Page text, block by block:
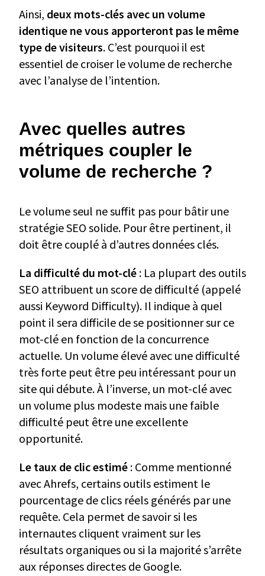
Ainsi, deux mots-clés avec un volume
identique ne vous apporteront pas le même
type de visiteurs. C’est pourquoi il est
essentiel de croiser le volume de recherche
avec l’analyse de l’intention.
Avec quelles autres
métriques coupler le
volume de recherche ?
Le volume seul ne suffit pas pour bâtir une
stratégie SEO solide. Pour être pertinent, il
doit être couplé à d’autres données clés.
La difficulté du mot-clé : La plupart des outils
SEO attribuent un score de difficulté (appelé
aussi Keyword Difficulty). Il indique à quel
point il sera difficile de se positionner sur ce
mot-clé en fonction de la concurrence
actuelle. Un volume élevé avec une difficulté
très forte peut être peu intéressant pour un
site qui débute. À l’inverse, un mot-clé avec
un volume plus modeste mais une faible
difficulté peut être une excellente
opportunité.
Le taux de clic estimé : Comme mentionné
avec Ahrefs, certains outils estiment le
pourcentage de clics réels générés par une
requête. Cela permet de savoir si les
internautes cliquent vraiment sur les
résultats organiques ou si la majorité s’arrête
aux réponses directes de Google.